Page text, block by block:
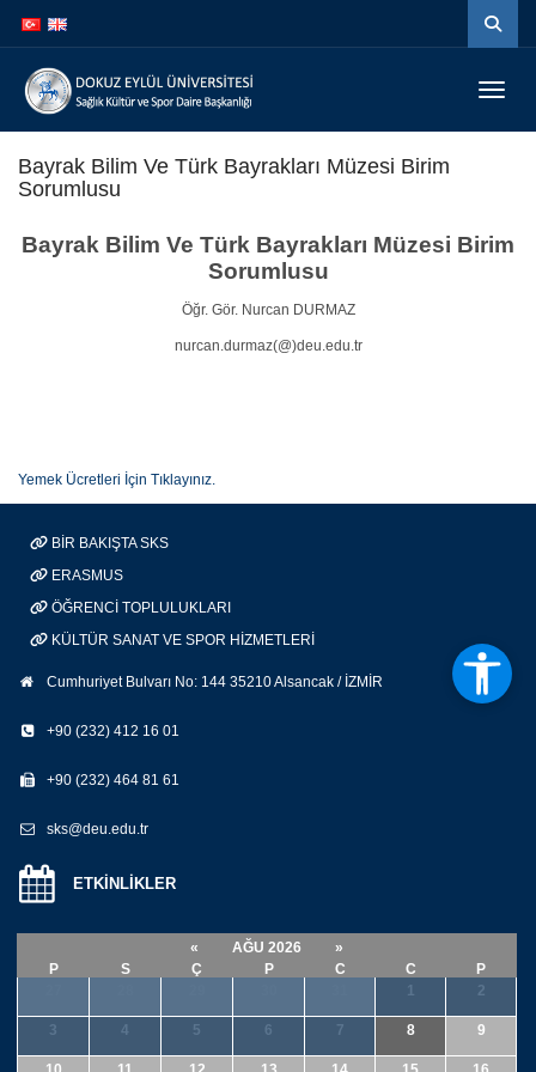
atla
atla
Bayrak Bilim Ve Türk Bayrakları Müzesi Birim
Sorumlusu
Bayrak Bilim Ve Türk Bayrakları Müzesi Birim
Sorumlusu
Öğr. Gör. Nurcan DURMAZ
nurcan.durmaz(@)deu.edu.tr
Yemek Ücretleri İçin Tıklayınız.
BİR BAKIŞTA SKS
ERASMUS
ÖĞRENCİ TOPLULUKLARI
KÜLTÜR SANAT VE SPOR HİZMETLERİ
Cumhuriyet Bulvarı No: 144 35210 Alsancak / İZMİR
+90 (232) 412 16 01
+90 (232) 464 81 61
sks@deu.edu.tr
ETKİNLİKLER
« AĞU 2026
»
P
S Ç P C C
P
1 2
3 4 5 6 7 8 9